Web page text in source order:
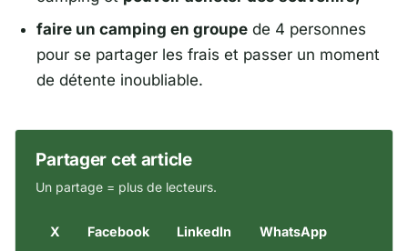
faire un camping en groupe de 4 personnes
pour se partager les frais et passer un moment
de détente inoubliable.
Partager cet article
Un partage = plus de lecteurs.
X Facebook LinkedIn WhatsApp